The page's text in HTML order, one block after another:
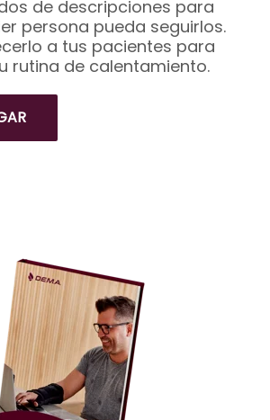
de descripciones para
persona pueda seguirlos.
a tus pacientes para
rutina de calentamiento.